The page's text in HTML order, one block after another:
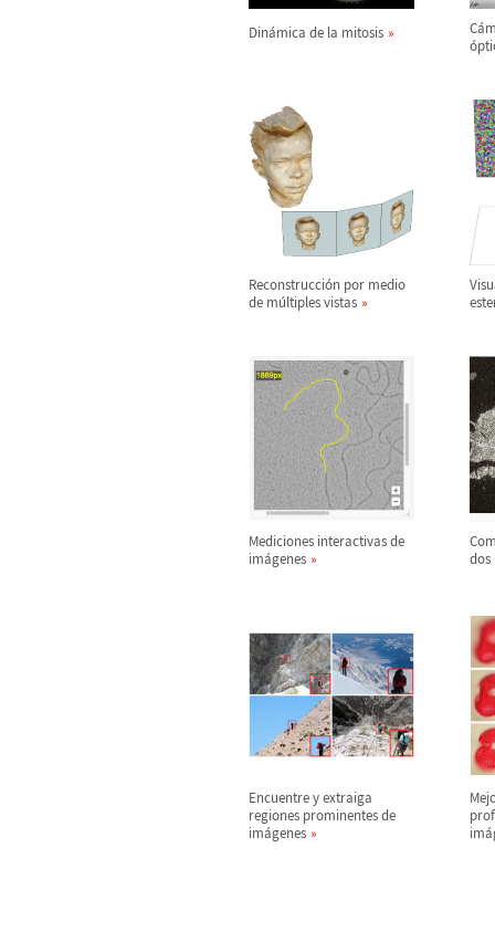
Dinámica de la mitosis Cá
ó
Reconstrucción por medio
de múltiples vistas
Mediciones interactivas de
imágenes
dos
Encuentre y extraiga
regiones prominentes de
imágenes
imá